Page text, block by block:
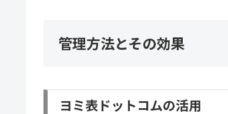
管理方法とその効果
ヨミ表ドットコムの活用